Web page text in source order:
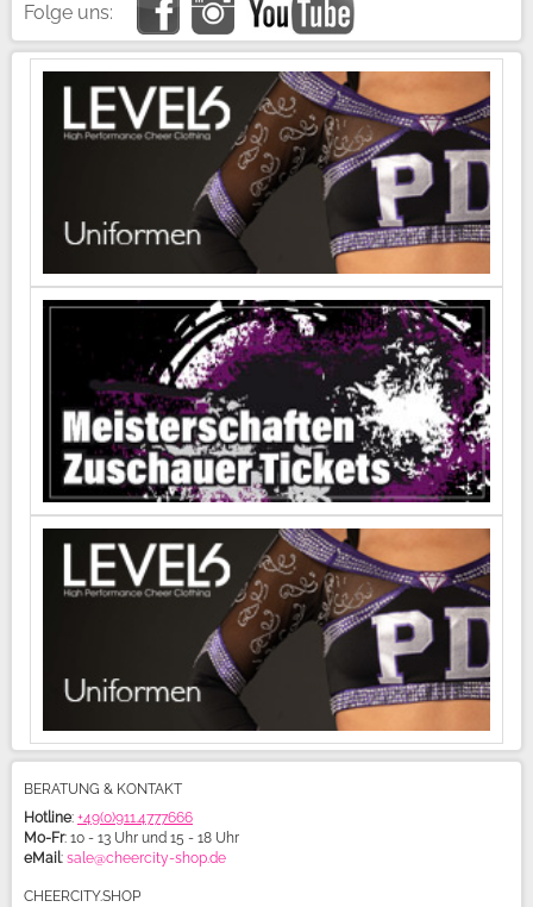
Folge uns:
BERATUNG & KONTAKT
Hotline: +49(0)911.4777666
Mo-Fr: 10 - 13 Uhr und 15 - 18 Uhr
eMail: sale@cheercity-shop.de
CHEERCITY.SHOP